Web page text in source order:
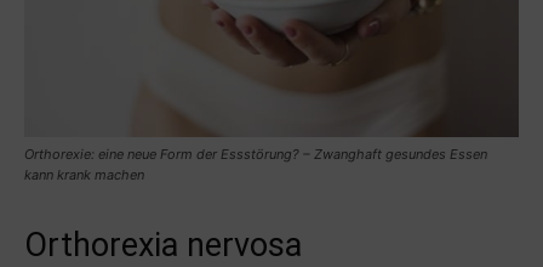
Orthorexie: eine neue Form der Essstörung? – Zwanghaft gesundes Essen
kann krank machen
Orthorexia nervosa